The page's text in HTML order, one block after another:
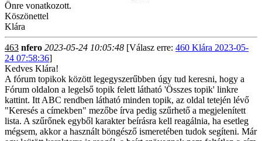
Önre vonatkozott.
Köszönettel
Klára
463 nfero 2023-05-24 10:05:48 [Válasz erre: 460 Klára 2023-05-
24 07:58:36]
Kedves Klára!
A fórum topikok között legegyszerűbben úgy tud keresni, hogy a
Fórum oldalon a legelső topik felett látható 'Összes topik' linkre
kattint. Itt ABC rendben látható minden topik, az oldal tetején lévő
"Keresés a címekben" mezőbe írva pedig szűrhető a megjelenített
lista. A szűrőnek egyből karakter beírásra kell reagálnia, ha esetleg
mégsem, akkor a használt böngésző ismeretében tudok segíteni. Már